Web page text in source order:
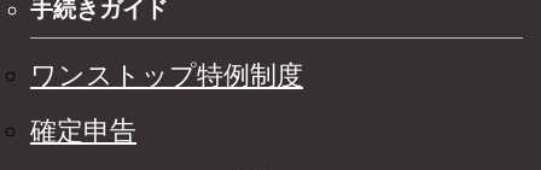
手続きガイド
ワンストップ特例制度
確定申告